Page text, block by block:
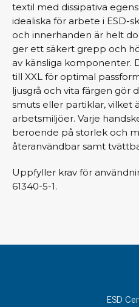
textil med dissipativa
idealiska för arbete i ESD-
och innerhanden är helt
ger ett säkert grepp och
av känsliga komponenter.
till XXL för optimal
ljusgrå och vita färgen gör
smuts eller partiklar, vilket
arbetsmiljöer. Varje
beroende på storlek och
återanvändbar samt
Uppfyller krav för
61340-5-1.
ESD